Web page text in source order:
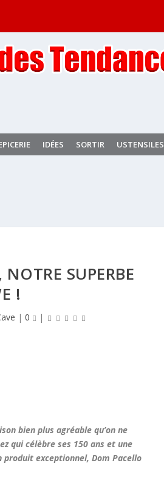
IDÉES SORTIR USTENSILES
SUPERBE
!
|0 |
bien plus agréable qu’on ne
qui célèbre ses 150 ans et une
produit exceptionnel, Dom Pacello